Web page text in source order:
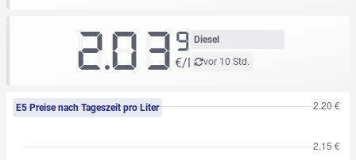
Diesel
vor 10 Std.
2.039
€/l
E5 Preise nach Tageszeit pro Liter